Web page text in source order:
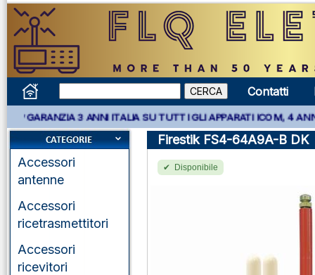
Contatti
3 ANNI ITALIA SU TUTTI GLI APPARATI ICOM, 4 ANNI APPARATI
Accessori
antenne
Accessori
ricetrasmettitori
Accessori
ricevitori
Firestik FS4-64A9A-B DK
Disponibile